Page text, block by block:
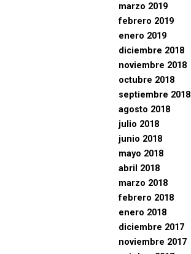
marzo 2019
febrero 2019
enero 2019
diciembre 2018
noviembre 2018
octubre 2018
septiembre 2018
agosto 2018
julio 2018
junio 2018
mayo 2018
abril 2018
marzo 2018
febrero 2018
enero 2018
diciembre 2017
noviembre 2017